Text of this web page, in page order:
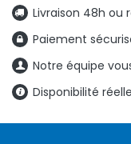
Livraison 48h ou
Paiement
Notre équipe
Disponibilité